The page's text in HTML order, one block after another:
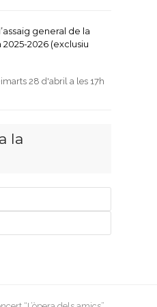
general de la
2026 (exclusiu
28 d'abril a les 17h
la